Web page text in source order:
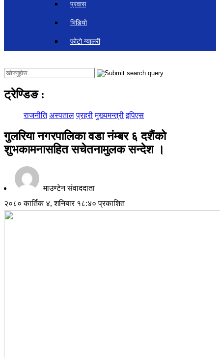
प्रवास
भिडियो
फोटो ग्यालरी
ट्रेण्डिङ :
राजनीति अस्पताल प्रहरी मुख्यमन्त्री इपिएस
गुलरिया नगरपालिका वडा नंम्बर ६ दशैंको
शुभकामनासहित सचेतनामुलक सन्देश ।
माउण्टेन संवाददाता
२०८० कार्तिक ४, शनिबार १८:४० प्रकाशित